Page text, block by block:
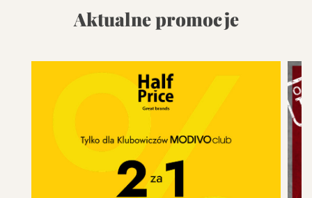
Aktualne promocje